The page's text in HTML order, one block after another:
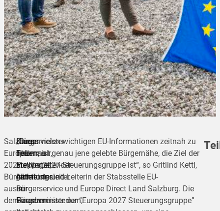
Salzburgs
Europa
2027
Bürgermeister
aus
dem
Bürgermeister
Thomas
Freylinger,
nicht
nur
Hausherr
Klaus
Federmair,
stellvertretender
Abteilungsleiter
im
Finanzministerium,
„Diese vielen wichtigen EU-Informationen zeitnah zu
liefern, ist genau jene gelebte Bürgernähe, die Ziel der
Europa 2027-Steuerungsgruppe ist“, so Gritlind Kettl,
Initiatorin und Leiterin der Stabsstelle EU-
Bürgerservice und Europe Direct Land Salzburg. Die
Bürgermeister der “Europa 2027 Steuerungsgruppe”